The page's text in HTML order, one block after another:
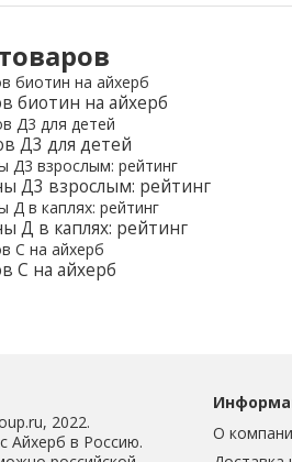
биотин на айхерб
Д3 для детей
Д3 взрослым: рейтинг
Д в каплях: рейтинг
С на айхерб
2022.
Айхерб в Россию.
О